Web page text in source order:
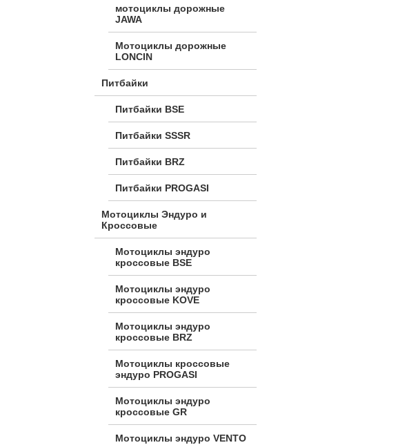
мотоциклы дорожные
JAWA
Мотоциклы дорожные
LONCIN
Питбайки
Питбайки BSE
Питбайки SSSR
Питбайки BRZ
Питбайки PROGASI
Мотоциклы Эндуро и
Кроссовые
Мотоциклы эндуро
кроссовые BSE
Мотоциклы эндуро
кроссовые KOVE
Мотоциклы эндуро
кроссовые BRZ
Мотоциклы кроссовые
эндуро PROGASI
Мотоциклы эндуро
кроссовые GR
Мотоциклы эндуро VENTO